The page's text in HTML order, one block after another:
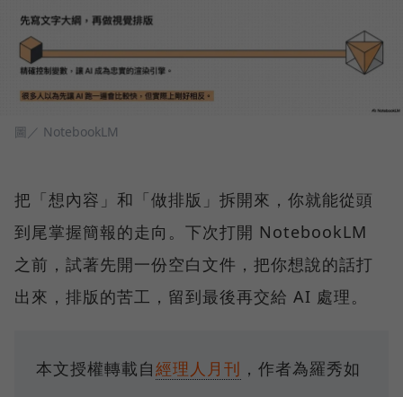
圖／ NotebookLM
把「想內容」和「做排版」拆開來，你就能從頭
到尾掌握簡報的走向。下次打開 NotebookLM
之前，試著先開一份空白文件，把你想說的話打
出來，排版的苦工，留到最後再交給 AI 處理。
本文授權轉載自經理人月刊 ，作者為羅秀如